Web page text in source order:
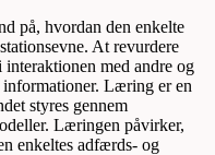
på, hvordan den enkelte
At revurdere
med andre og
Læring er en
styres gennem
Læringen påvirker,
enkeltes adfærds- og